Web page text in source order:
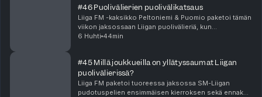
#46 Puolivälierien puolivälikatsaus
Liiga FM -kaksikko Peltoniemi & Puomio paketoi tämän
viikon jaksossaan Liigan puolivälieriä, kun
ottelusarjoja on pelattu 3-4 ottelun verran.Menevätkö
6 Huhti 44min
#45 Millä joukkueilla on yllätyssaumat Liigan
puolivälierissä?
Liiga FM paketoi tuoreessa jaksossa SM-Liigan
pudotuspelien ensimmäisen kierroksen sekä ennakoi